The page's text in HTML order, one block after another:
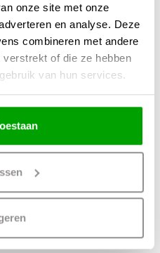
onze site met onze
en analyse. Deze
combineren met andere
of die ze hebben
van hun services.
Spot Maxi Rebel
GU10 Zwart Ø
9.5cm Rond